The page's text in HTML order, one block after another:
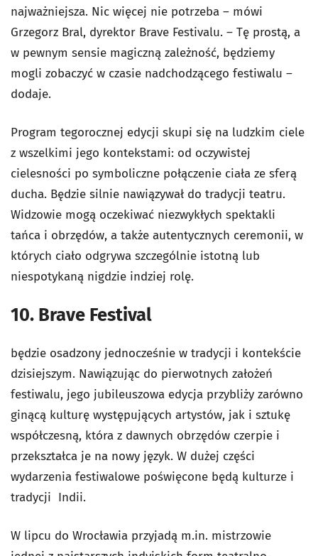
najważniejsza. Nic więcej nie potrzeba – mówi
Grzegorz Bral, dyrektor Brave Festivalu. – Tę prostą, a
w pewnym sensie magiczną zależność, będziemy
mogli zobaczyć w czasie nadchodzącego festiwalu –
dodaje.
Program tegorocznej edycji skupi się na ludzkim ciele
z wszelkimi jego kontekstami: od oczywistej
cielesności po symboliczne połączenie ciała ze sferą
ducha. Będzie silnie nawiązywał do tradycji teatru.
Widzowie mogą oczekiwać niezwykłych spektakli
tańca i obrzędów, a także autentycznych ceremonii, w
których ciało odgrywa szczególnie istotną lub
niespotykaną nigdzie indziej rolę.
10. Brave Festival
będzie osadzony jednocześnie w tradycji i kontekście
dzisiejszym. Nawiązując do pierwotnych założeń
festiwalu, jego jubileuszowa edycja przybliży zarówno
ginącą kulturę występujących artystów, jak i sztukę
współczesną, która z dawnych obrzędów czerpie i
przekształca je na nowy język. W dużej części
wydarzenia festiwalowe poświęcone będą kulturze i
tradycji Indii.
W lipcu do Wrocławia przyjadą m.in. mistrzowie